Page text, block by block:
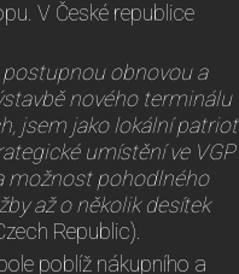
V České republice
postupnou obnovou a
nového terminálu
jsem jako lokální patriot
umístění ve VGP
možnost pohodlného
až o několik desítek
Republic).
poblíž nákupního a